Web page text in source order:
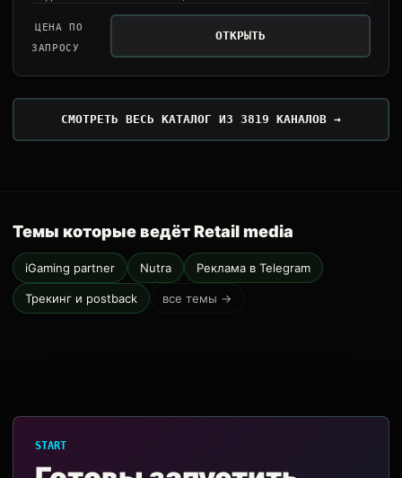
ЦЕНА ПО
ЗАПРОСУ
ОТКРЫТЬ
СМОТРЕТЬ ВЕСЬ КАТАЛОГ ИЗ 3819 КАНАЛОВ →
Темы которые ведёт Retail media
iGaming partner Nutra Реклама в Telegram
Трекинг и postback все темы →
START